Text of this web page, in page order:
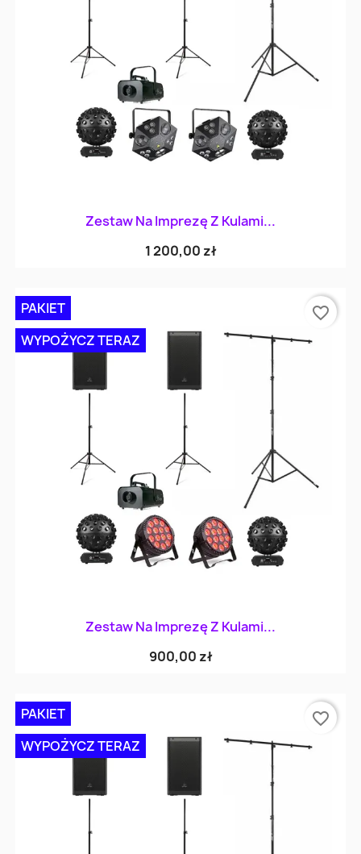
Zestaw Na Imprezę Z Kulami...
1 200,00 zł
Zestaw Na Imprezę Z Kulami...
900,00 zł
PAKIET
WYPOŻYCZ TERAZ
favorite_border
PAKIET
WYPOŻYCZ TERAZ
favorite_border